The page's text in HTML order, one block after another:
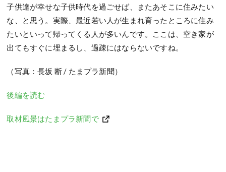
子供達が幸せな子供時代を過ごせば、またあそこに住みたい
な、と思う。実際、最近若い人が生まれ育ったところに住み
たいといって帰ってくる人が多いんです。ここは、空き家が
出てもすぐに埋まるし、過疎にはならないですね。
（写真：長坂 断 / たまプラ新聞）
後編を読む
取材風景はたまプラ新聞で